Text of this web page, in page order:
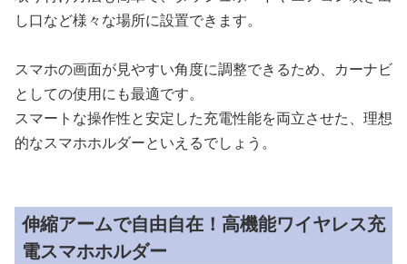
し口など様々な場所に設置できます。
スマホの画面が見やすい角度に調整できるため、カーナビ
としての使用にも最適です。
スマートな操作性と安定した充電性能を両立させた、理想
的なスマホホルダーといえるでしょう。
伸縮アームで自由自在！高機能ワイヤレス充
電スマホホルダー